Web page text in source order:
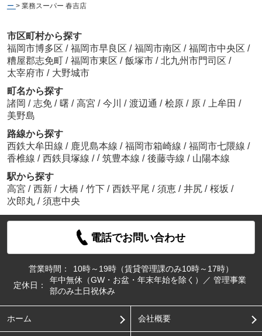
ー > 業務スーパー 春吉店
市区町村から探す
福岡市博多区 / 福岡市早良区 / 福岡市南区 / 福岡市中央区 /
糟屋郡志免町 / 福岡市東区 / 飯塚市 / 北九州市門司区 /
太宰府市 / 大野城市
町名から探す
諸岡 / 志免 / 曙 / 高宮 / 今川 / 渡辺通 / 桧原 / 原 / 上牟田 /
美野島
路線から探す
西鉄大牟田線 / 鹿児島本線 / 福岡市箱崎線 / 福岡市七隈線 /
香椎線 / 西鉄貝塚線 / / 筑豊本線 / 後藤寺線 / 山陽本線
駅から探す
高宮 / 西新 / 大橋 / 竹下 / 西鉄平尾 / 須恵 / 井尻 / 桜坂 /
次郎丸 / 須恵中央
電話でお問い合わせ
営業時間：
10時～19時（賃貸管理課のみ10時～17時）
定休日：
年中無休（GW・お盆・年末年始を除く）／ 管理事業
部のみ土日祝休み
ホーム 会社概要